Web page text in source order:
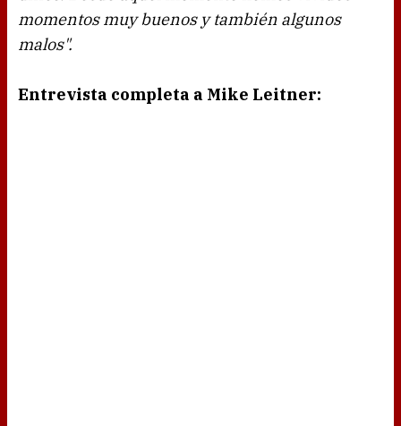
momentos muy buenos y también algunos
malos".
Entrevista completa a Mike Leitner: